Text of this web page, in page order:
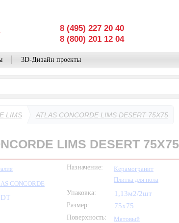
8 (495) 227 20 40
8 (800) 201 12 04
3D-Дизайн проекты
LIMS ATLAS CONCORDE LIMS DESERT 75X75
LIMS DESERT 75X75
CONCORDE
Назначение:
Керамогранит
Плитка для пола
Упаковка:
1,13м2/2шт
Размер: 75x75
Поверхность:
Матовый